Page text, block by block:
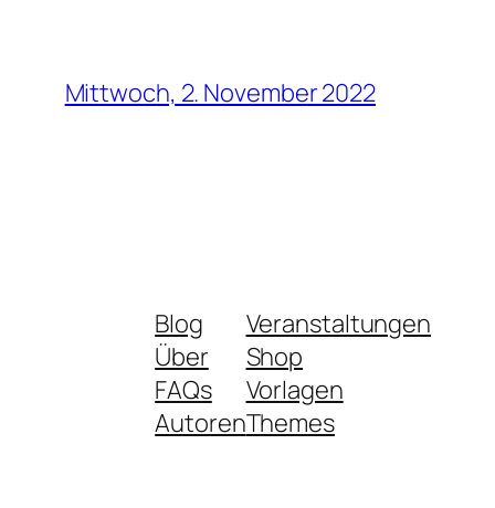
Mittwoch, 2. November 2022
Blog
Über
FAQs
Autoren
Veranstaltungen
Shop
Vorlagen
Themes